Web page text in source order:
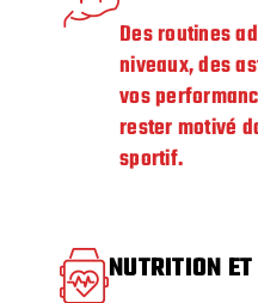
Des routines
niveaux, des
vos
rester motivé
sportif.
NUTRITION